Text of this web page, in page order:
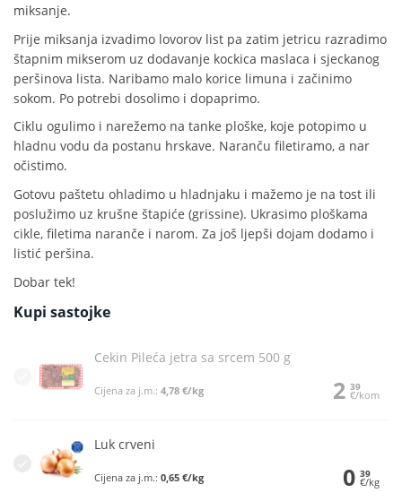
miksanje.
Prije miksanja izvadimo lovorov list pa zatim jetricu razradimo
štapnim mikserom uz dodavanje kockica maslaca i sjeckanog
peršinova lista. Naribamo malo korice limuna i začinimo
sokom. Po potrebi dosolimo i dopaprimo.
Ciklu ogulimo i narežemo na tanke ploške, koje potopimo u
hladnu vodu da postanu hrskave. Naranču filetiramo, a nar
očistimo.
Gotovu paštetu ohladimo u hladnjaku i mažemo je na tost ili
poslužimo uz krušne štapiće (grissine). Ukrasimo ploškama
cikle, filetima naranče i narom. Za još ljepši dojam dodamo i
listić peršina.
Dobar tek!
Kupi sastojke
Cekin Pileća jetra sa srcem 500 g
Cijena za j.m.: 4,78 €/kg 2 39
€/kom
Luk crveni
Cijena za j.m.: 0,65 €/kg 0 39
€/kg